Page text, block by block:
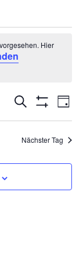
Hier
Suche
und
SUCHE TAG
Nächster Tag